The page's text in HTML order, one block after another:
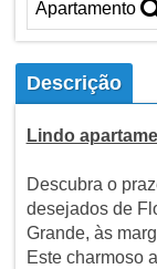
Apartamento
Descrição
Lindo
Descubra o
desejados de
Grande, às
Este charmoso